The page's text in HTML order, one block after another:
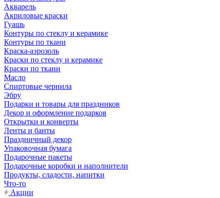
Акварель
Акриловые краски
Гуашь
Контуры по стеклу и керамике
Контуры по ткани
Краска-аэрозоль
Краски по стеклу и керамике
Краски по ткани
Масло
Спиртовые чернила
Эбру
Подарки и товары для праздников
Декор и оформление подарков
Открытки и конверты
Ленты и банты
Праздничный декор
Упаковочная бумага
Подарочные пакеты
Подарочные коробки и наполнители
Продукты, сладости, напитки
Что-то
Акции